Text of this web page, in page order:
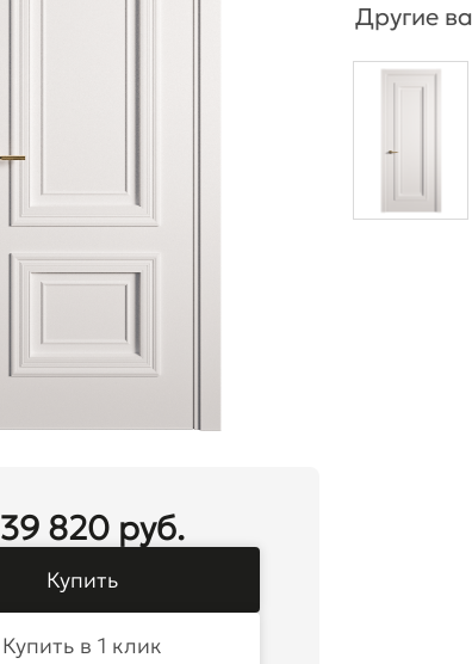
39 820 руб.
Купить
Купить в 1 клик
Другие